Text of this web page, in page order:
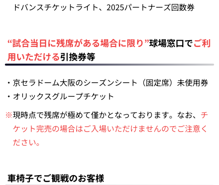
ドバンスチケットライト、2025パートナーズ回数券
“試合当日に残席がある場合に限り”球場窓口でご利
用いただける引換券等
・京セラドーム大阪のシーズンシート（固定席）未使用券
・オリックスグループチケット
※現時点で残席が極めて僅かとなっております。なお、 チ
ケット完売の場合はご入場いただけませんのでご注意く
ださい。
車椅子でご観戦のお客様